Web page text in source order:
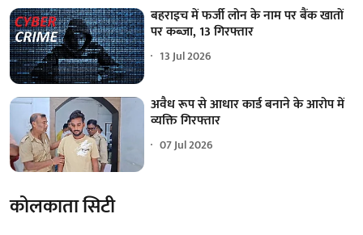
बहराइच में फर्जी लोन के नाम पर बैंक खातों
पर कब्जा, 13 गिरफ्तार
13 Jul 2026
अवैध रूप से आधार कार्ड बनाने के आरोप में
व्यक्ति गिरफ्तार
07 Jul 2026
कोलकाता सिटी